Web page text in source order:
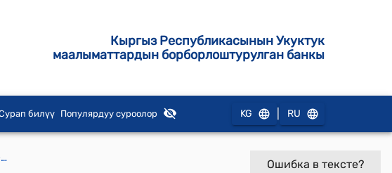
Кыргыз Республикасынын Укуктук
маалыматтардын борборлоштурулган банкы
билүү Популярдуу суроолор KG RU
Бекмолдо айылдык аймагынын Бекмолдо айылдык кеңешинин 2023-жылдын 16-февралындагы № 1 "Бекмолдо айыл аймагынын 2023-жылдын бюджетин бекитүү жөнүндө" Бекмолдо айылдык аймагынын айылдык кенешинин VIII чакырылышынын кезектүү сессиясы" токтому
Ошибка в тексте?